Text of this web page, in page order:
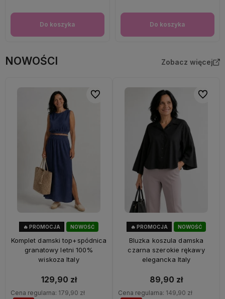
Do koszyka Do koszyka
NOWOŚCI Zobacz więcej
NOWOŚĆ
🔥 PROMOCJA
Komplet damski top+spódnica
granatowy letni 100%
wiskoza Italy
129,90 zł
Cena regularna: 179,90 zł
Do ulubionych
NOWOŚĆ
🔥 PROMOCJA
Bluzka koszula damska
czarna szerokie rękawy
elegancka Italy
89,90 zł
Cena regularna: 149,90 zł
Do